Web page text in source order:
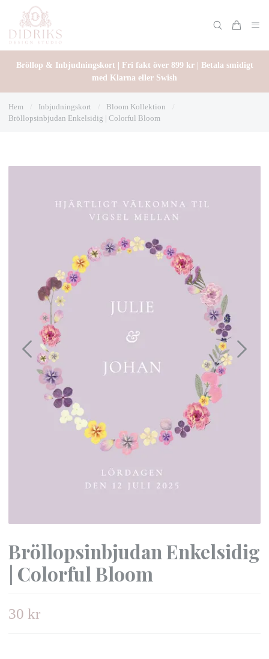
Bröllop & Inbjudningskort | Fri fakt över 899 kr | Betala smidigt
med Klarna eller Swish
Hem Inbjudningskort Bloom Kollektion
Bröllopsinbjudan Enkelsidig | Colorful Bloom
Bröllopsinbjudan Enkelsidig
| Colorful Bloom
30 kr